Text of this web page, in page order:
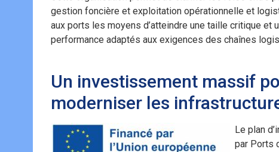
gestion foncière et exploitation opérationnelle et
aux ports les moyens d’atteindre une taille critique et
performance adaptés aux exigences des chaînes
Un investissement massif
moderniser les
Le plan
par Ports